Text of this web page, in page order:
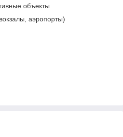
объекты
аэропорты)